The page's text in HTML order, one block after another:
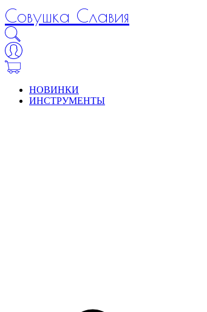
Совушка Славия
НОВИНКИ
ИНСТРУМЕНТЫ